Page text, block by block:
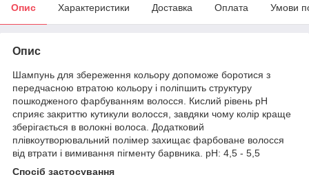
Опис Характеристики Доставка Оплата Умови
Опис
Шампунь для збереження кольору допоможе боротися з
передчасною втратою кольору і поліпшить структуру
пошкодженого фарбуванням волосся. Кислий рівень pH
сприяє закриттю кутикули волосся, завдяки чому колір краще
зберігається в волокні волоса. Додатковий
плівкоутворювальний полімер захищає фарбоване волосся
від втрати і вимивання пігменту барвника. рН: 4,5 - 5,5
Спосіб застосування